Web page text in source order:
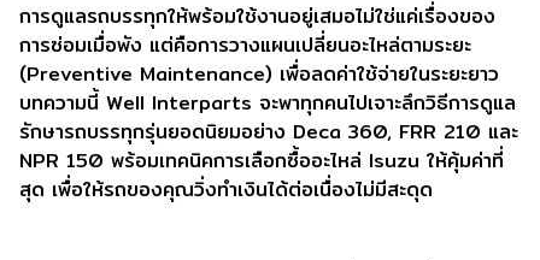
การดูแลรถบรรทุกให้พร้อมใช้งานอยู่เสมอไม่ใช่แค่เรื่องของ
การซ่อมเมื่อพัง แต่คือการวางแผนเปลี่ยนอะไหล่ตามระยะ
(Preventive Maintenance) เพื่อลดค่าใช้จ่ายในระยะยาว
บทความนี้ Well Interparts จะพาทุกคนไปเจาะลึกวิธีการดูแล
รักษารถบรรทุกรุ่นยอดนิยมอย่าง Deca 360, FRR 210 และ
NPR 150 พร้อมเทคนิคการเลือกซื้ออะไหล่ Isuzu ให้คุ้มค่าที่
สุด เพื่อให้รถของคุณวิ่งทำเงินได้ต่อเนื่องไม่มีสะดุด